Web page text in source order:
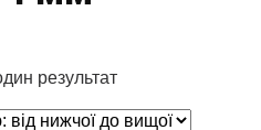
результат